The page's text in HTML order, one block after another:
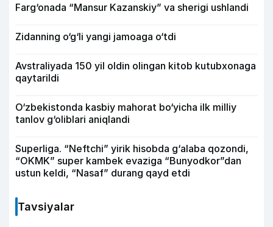
Farg‘onada “Mansur Kazanskiy” va sherigi ushlandi
Zidanning o‘g‘li yangi jamoaga o‘tdi
Avstraliyada 150 yil oldin olingan kitob kutubxonaga
qaytarildi
O‘zbekistonda kasbiy mahorat bo‘yicha ilk milliy
tanlov g‘oliblari aniqlandi
Superliga. “Neftchi” yirik hisobda g‘alaba qozondi,
“OKMK” super kambek evaziga “Bunyodkor”dan
ustun keldi, “Nasaf” durang qayd etdi
Tavsiyalar